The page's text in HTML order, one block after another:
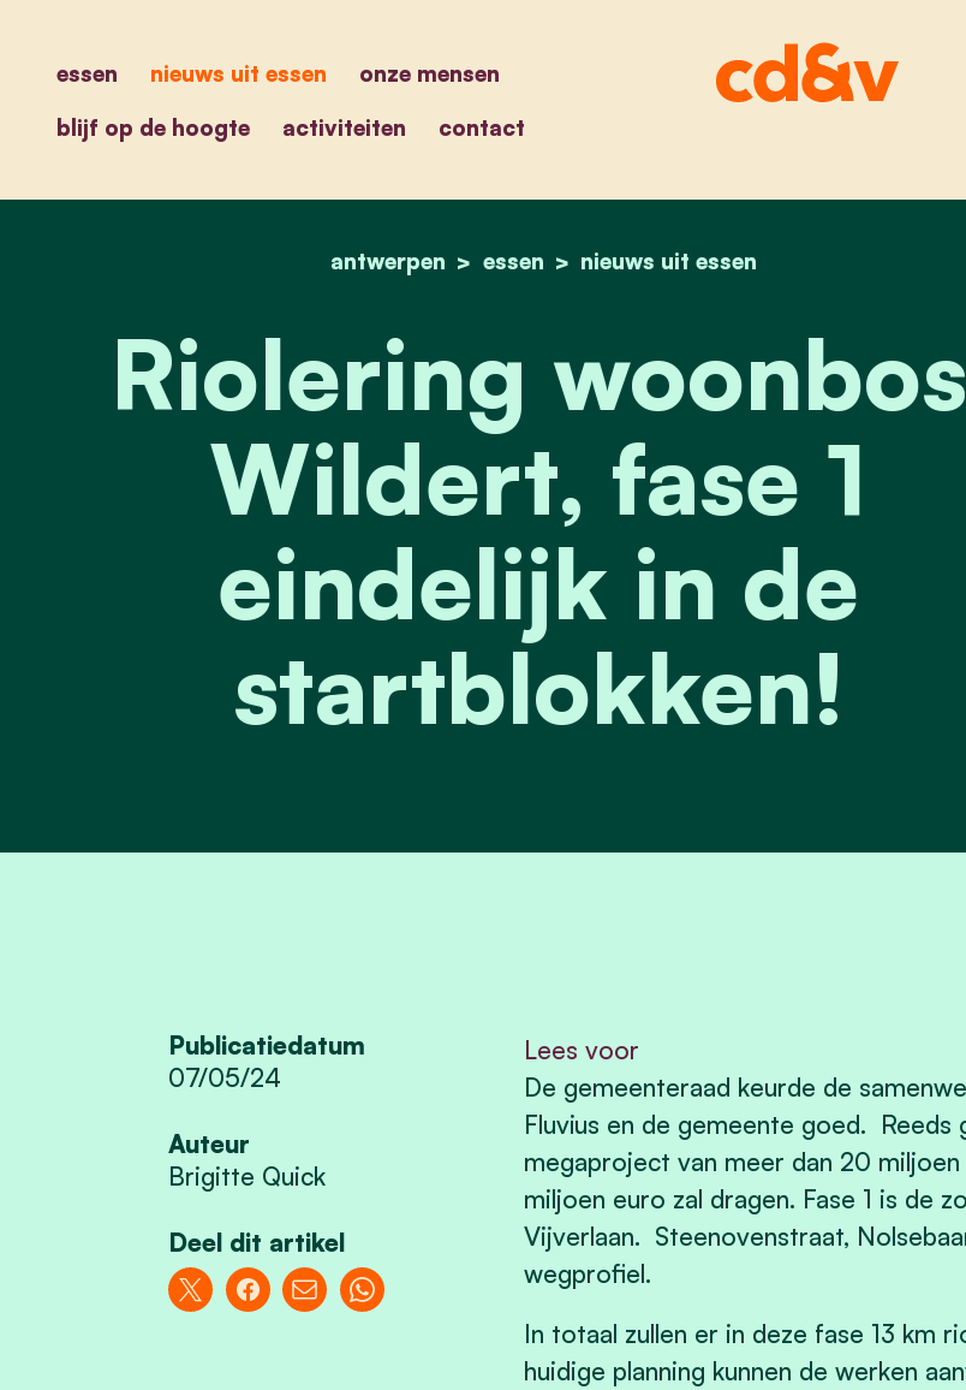
essen nieuws uit essen
onze mensen
blijf op de hoogte
activiteiten contact
home
antwerpen essen nieuws uit essen
riolering woonbos wildert, fase 1
Riolering woonbos
Wildert, fase 1
eindelijk in de
startblokken!
Publicatiedatum
07/05/24
Auteur
Brigitte Quick
Deel dit artikel
Lees voor
De gemeenteraad keurde de
Fluvius en de gemeente goed.
megaproject van meer dan 20
miljoen euro zal dragen. Fase 1 is de
Vijverlaan. Steenovenstraat,
wegprofiel.
In totaal zullen er in deze fase 13 km
huidige planning kunnen de werken